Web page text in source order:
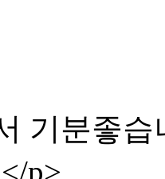
기분좋습
p>